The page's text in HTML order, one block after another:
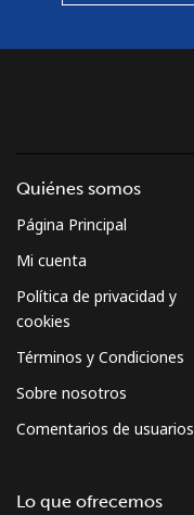
Quiénes somos
Página Principal
Mi cuenta
Política de privacidad y
cookies
Términos y Condiciones
Sobre nosotros
Comentarios de usuarios
Lo que ofrecemos